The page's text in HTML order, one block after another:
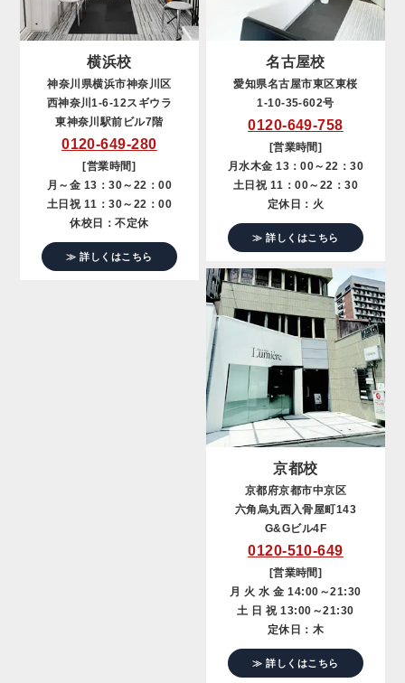
横浜校
神奈川県横浜市神奈川区
西神奈川1-6-12スギウラ
東神奈川駅前ビル7階
0120-649-280
[営業時間]
月～金 13：30～22：00
土日祝 11：30～22：00
休校日：不定休
≫ 詳しくはこちら
名古屋校
愛知県名古屋市東区東桜
1-10-35-602号
0120-649-758
[営業時間]
月水木金 13：00～22：30
土日祝 11：00～22：30
定休日：火
≫ 詳しくはこちら
京都校
京都府京都市中京区
六角烏丸西入骨屋町143
G&Gビル4F
0120-510-649
[営業時間]
月 火 水 金 14:00～21:30
土 日 祝 13:00～21:30
定休日：木
≫ 詳しくはこちら